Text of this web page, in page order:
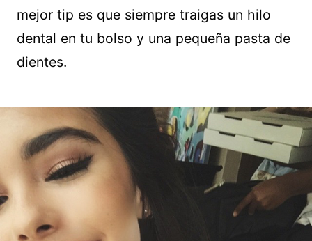
mejor tip es que siempre traigas un hilo
dental en tu bolso y una pequeña pasta de
dientes.